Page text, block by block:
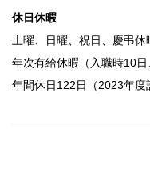
休日休暇
土曜、日曜、祝日、慶弔
年次有給休暇（入職時10日
年間休日122日（2023年度